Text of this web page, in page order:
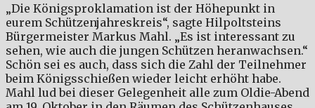
„Die Königsproklamation ist der Höhepunkt in
eurem Schützenjahreskreis“, sagte Hilpoltsteins
Bürgermeister Markus Mahl. „Es ist interessant zu
sehen, wie auch die jungen Schützen heranwachsen.“
Schön sei es auch, dass sich die Zahl der Teilnehmer
beim Königsschießen wieder leicht erhöht habe.
Mahl lud bei dieser Gelegenheit alle zum Oldie-Abend